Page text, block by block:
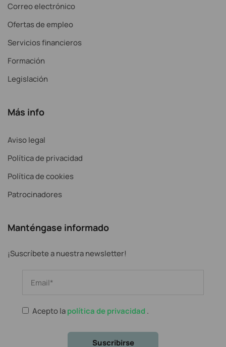
Correo electrónico
Ofertas de empleo
Servicios financieros
Formación
Legislación
Más info
Aviso legal
Política de privacidad
Política de cookies
Patrocinadores
Manténgase informado
¡Suscríbete a nuestra newsletter!
Acepto lapolítica de privacidad .